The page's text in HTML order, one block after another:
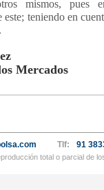
mismos, pues
este; teniendo en
Mercados
Tlf: 91
total o parcial de